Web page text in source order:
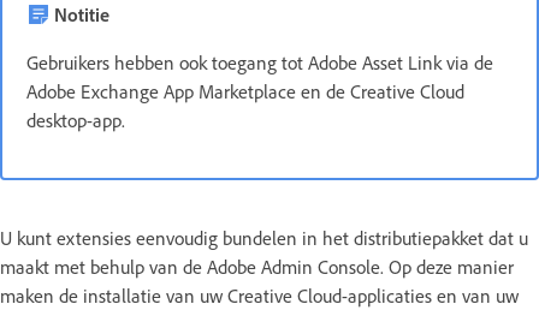
Notitie
Gebruikers hebben ook toegang tot Adobe Asset Link via de
Adobe Exchange App Marketplace en de Creative Cloud
desktop-app.
U kunt extensies eenvoudig bundelen in het distributiepakket dat u
maakt met behulp van de Adobe Admin Console. Op deze manier
maken de installatie van uw Creative Cloud-applicaties en van uw